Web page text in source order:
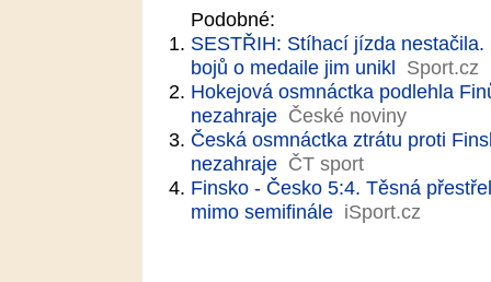
Podobné:
SESTŘIH: Stíhací jízda
bojů o medaile jim unikl Sport.cz
Hokejová osmnáctka podlehla
nezahraje České noviny
Česká osmnáctka ztrátu proti
nezahraje ČT sport
Finsko - Česko 5:4. Těsná
mimo semifinále iSport.cz